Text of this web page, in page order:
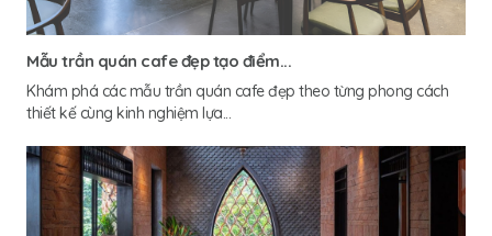
Mẫu trần quán cafe đẹp tạo điểm...
Khám phá các mẫu trần quán cafe đẹp theo từng phong cách
thiết kế cùng kinh nghiệm lựa...